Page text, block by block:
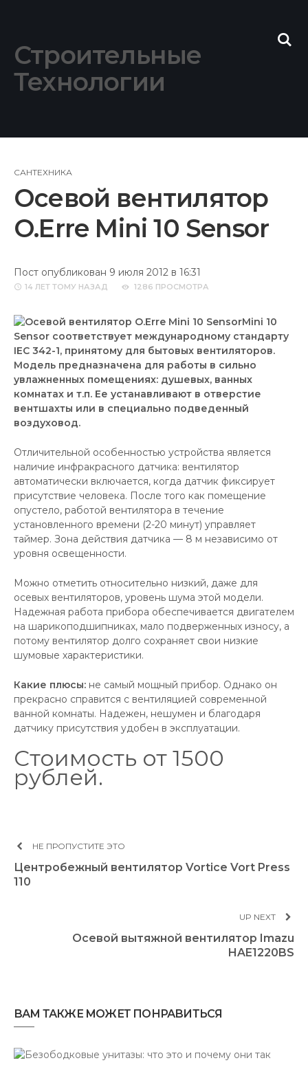
Строительные
Технологии
САНТЕХНИКА
Осевой вентилятор
O.Erre Mini 10 Sensor
Пост опубликован 9 июля 2012 в 16:31
14 ЛЕТ ТОМУ НАЗАД 1286 ПРОСМОТРА
Mini 10
Sensor соответствует международному стандарту
IEC 342-1, принятому для бытовых вентиляторов.
Модель предназначена для работы в сильно
увлажненных помещениях: душевых, ванных
комнатах и т.п. Ее устанавливают в отверстие
вентшахты или в специально подведенный
воздуховод.
Отличительной особенностью устройства является
наличие инфракрасного датчика: вентилятор
автоматически включается, когда датчик фиксирует
присутствие человека. После того как помещение
опустело, работой вентилятора в течение
установленного времени (2-20 минут) управляет
таймер. Зона действия датчика — 8 м независимо от
уровня освещенности.
Можно отметить относительно низкий, даже для
осевых вентиляторов, уровень шума этой модели.
Надежная работа прибора обеспечивается двигателем
на шарикоподшипниках, мало подверженных износу, а
потому вентилятор долго сохраняет свои низкие
шумовые характеристики.
Какие плюсы: не самый мощный прибор. Однако он
прекрасно справится с вентиляцией современной
ванной комнаты. Надежен, нешумен и благодаря
датчику присутствия удобен в эксплуатации.
Стоимость от 1500
рублей.
НЕ ПРОПУСТИТЕ ЭТО
Центробежный вентилятор Vortice Vort Press
110
UP NEXT
Осевой вытяжной вентилятор Imazu
HAE1220BS
ВАМ ТАКЖЕ МОЖЕТ ПОНРАВИТЬСЯ